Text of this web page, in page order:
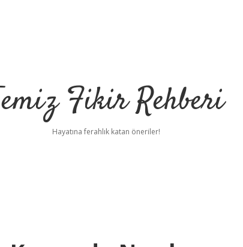
Fikir Rehberi
Hayatına ferahlık katan öneriler!